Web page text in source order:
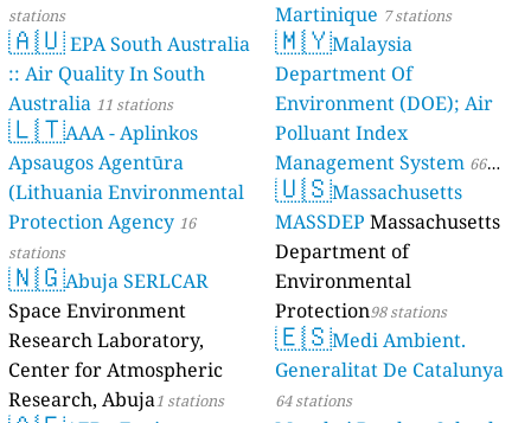
stations
🇦🇺EPA South Australia
:: Air Quality In South
Australia 11 stations
🇱🇹AAA - Aplinkos
Apsaugos Agentūra
(Lithuania Environmental
Protection Agency 16
stations
🇳🇬Abuja SERLCAR
Space Environment
Research Laboratory,
Center for Atmospheric
Research, Abuja1 stations
Martinique 7 stations
🇲🇾Malaysia
Department Of
Environment (DOE); Air
Polluant Index
Management System 66
stations
🇺🇸Massachusetts
MASSDEP Massachusetts
Department of
Environmental
Protection98 stations
🇪🇸Medi Ambient.
Generalitat De Catalunya
64 stations